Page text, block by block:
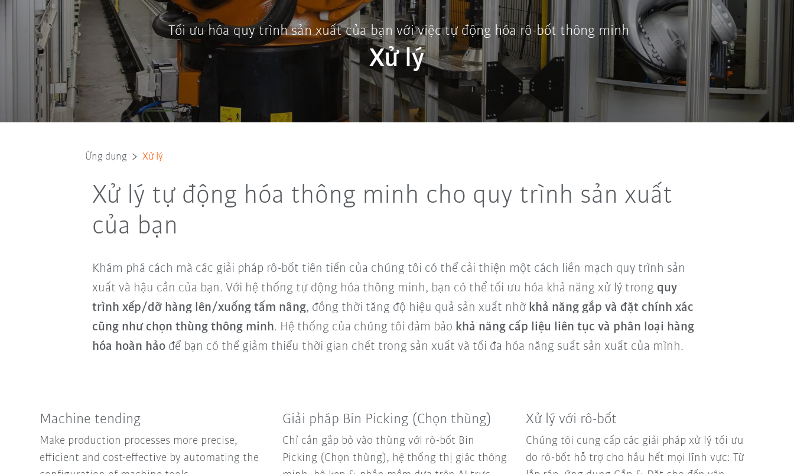
Tối ưu hóa quy trình sản xuất của bạn với việc tự động hóa rô-bốt thông minh
Xử lý
Ứng dụng Xử lý
Xử lý tự động hóa thông minh cho quy trình sản xuất
của bạn
Khám phá cách mà các giải pháp rô-bốt tiên tiến của chúng tôi có thể cải thiện một cách liền mạch quy trình sản
xuất và hậu cần của bạn. Với hệ thống tự động hóa thông minh, bạn có thể tối ưu hóa khả năng xử lý trong quy
trình xếp/dỡ hàng lên/xuống tấm nâng, đồng thời tăng độ hiệu quả sản xuất nhờ khả năng gắp và đặt chính xác
cũng như chọn thùng thông minh. Hệ thống của chúng tôi đảm bảo khả năng cấp liệu liên tục và phân loại hàng
hóa hoàn hảođể bạn có thể giảm thiểu thời gian chết trong sản xuất và tối đa hóa năng suất sản xuất của mình.
Machine tending
Make production processes more precise,
efficient and cost-effective by automating the
Giải pháp Bin Picking (Chọn thùng)
Chỉ cần gắp bỏ vào thùng với rô-bốt Bin
Picking (Chọn thùng), hệ thống thị giác thông
Xử lý với rô-bốt
Chúng tôi cung cấp các giải pháp xử lý tối ưu
do rô-bốt hỗ trợ cho hầu hết mọi lĩnh vực: Từ